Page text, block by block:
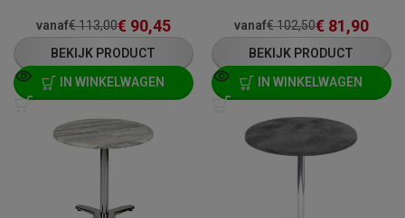
vanaf€113,00€ 90,45
BEKIJK PRODUCT
IN WINKELWAGEN
vanaf€102,50€ 81,90
BEKIJK PRODUCT
IN WINKELWAGEN